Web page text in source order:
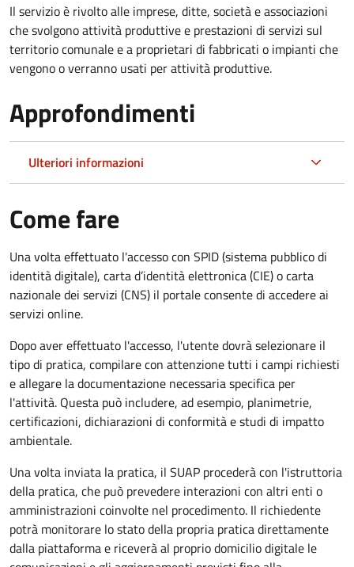
Il servizio è rivolto alle imprese, ditte, società e associazioni
che svolgono attività produttive e prestazioni di servizi sul
territorio comunale e a proprietari di fabbricati o impianti che
vengono o verranno usati per attività produttive.
Approfondimenti
Ulteriori informazioni
Come fare
Una volta effettuato l'accesso con SPID (sistema pubblico di
identità digitale), carta d’identità elettronica (CIE) o carta
nazionale dei servizi (CNS) il portale consente di accedere ai
servizi online.
Dopo aver effettuato l'accesso, l'utente dovrà selezionare il
tipo di pratica, compilare con attenzione tutti i campi richiesti
e allegare la documentazione necessaria specifica per
l'attività. Questa può includere, ad esempio, planimetrie,
certificazioni, dichiarazioni di conformità e studi di impatto
ambientale.
Una volta inviata la pratica, il SUAP procederà con l'istruttoria
della pratica, che può prevedere interazioni con altri enti o
amministrazioni coinvolte nel procedimento. Il richiedente
potrà monitorare lo stato della propria pratica direttamente
dalla piattaforma e riceverà al proprio domicilio digitale le